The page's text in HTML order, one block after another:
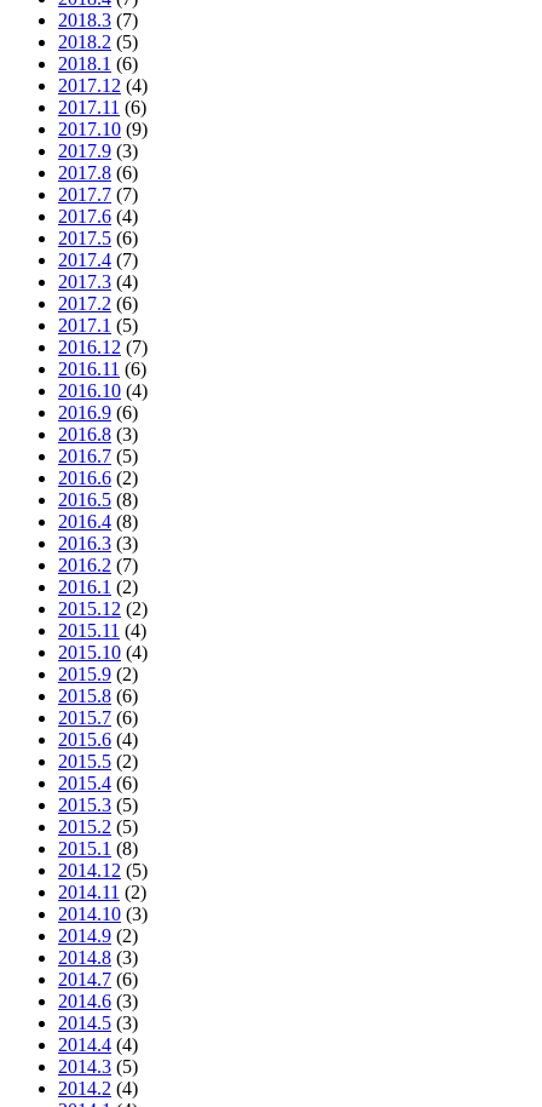
2018.3 (7)
2018.2 (5)
2018.1 (6)
2017.12 (4)
2017.11 (6)
2017.10 (9)
2017.9 (3)
2017.8 (6)
2017.7 (7)
2017.6 (4)
2017.5 (6)
2017.4 (7)
2017.3 (4)
2017.2 (6)
2017.1 (5)
2016.12 (7)
2016.11 (6)
2016.10 (4)
2016.9 (6)
2016.8 (3)
2016.7 (5)
2016.6 (2)
2016.5 (8)
2016.4 (8)
2016.3 (3)
2016.2 (7)
2016.1 (2)
2015.12 (2)
2015.11 (4)
2015.10 (4)
2015.9 (2)
2015.8 (6)
2015.7 (6)
2015.6 (4)
2015.5 (2)
2015.4 (6)
2015.3 (5)
2015.2 (5)
2015.1 (8)
2014.12 (5)
2014.11 (2)
2014.10 (3)
2014.9 (2)
2014.8 (3)
2014.7 (6)
2014.6 (3)
2014.5 (3)
2014.4 (4)
2014.3 (5)
2014.2 (4)